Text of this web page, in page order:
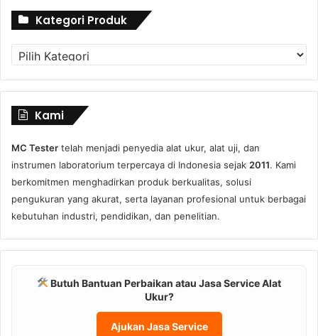
Kategori Produk
Kategori
Produk
Kami
MC Tester telah menjadi penyedia alat ukur, alat uji, dan
instrumen laboratorium terpercaya di Indonesia sejak 2011. Kami
berkomitmen menghadirkan produk berkualitas, solusi
pengukuran yang akurat, serta layanan profesional untuk berbagai
kebutuhan industri, pendidikan, dan penelitian.
Butuh Bantuan Perbaikan atau Jasa Service Alat
Ukur?
Ajukan Jasa Service